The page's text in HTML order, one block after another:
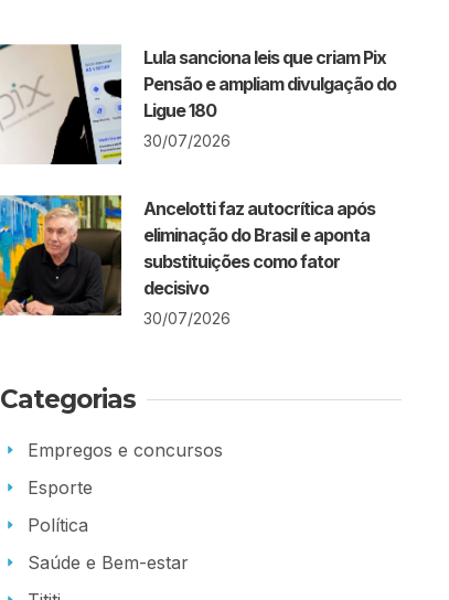
Lula sanciona leis que criam Pix
Pensão e ampliam divulgação do
Ligue 180
30/07/2026
Ancelotti faz autocrítica após
eliminação do Brasil e aponta
substituições como fator
decisivo
30/07/2026
Categorias
Empregos e concursos
Esporte
Política
Saúde e Bem-estar